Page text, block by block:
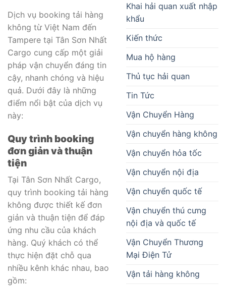
Dịch vụ booking tải hàng
không từ Việt Nam đến
Tampere tại Tân Sơn Nhất
Cargo cung cấp một giải
pháp vận chuyển đáng tin
cậy, nhanh chóng và hiệu
quả. Dưới đây là những
điểm nổi bật của dịch vụ
này:
Quy trình booking
đơn giản và thuận
tiện
Tại Tân Sơn Nhất Cargo,
quy trình booking tải hàng
không được thiết kế đơn
giản và thuận tiện để đáp
ứng nhu cầu của khách
hàng. Quý khách có thể
thực hiện đặt chỗ qua
nhiều kênh khác nhau, bao
gồm:
Khai hải quan xuất nhập
khẩu
Kiến thức
Mua hộ hàng
Thủ tục hải quan
Tin Tức
Vận Chuyển Hàng
Vận chuyển hàng không
Vận chuyển hỏa tốc
Vận chuyển nội địa
Vận chuyển quốc tế
Vận chuyển thú cưng
nội địa và quốc tế
Vận Chuyển Thương
Mại Điện Tử
Vận tải hàng không